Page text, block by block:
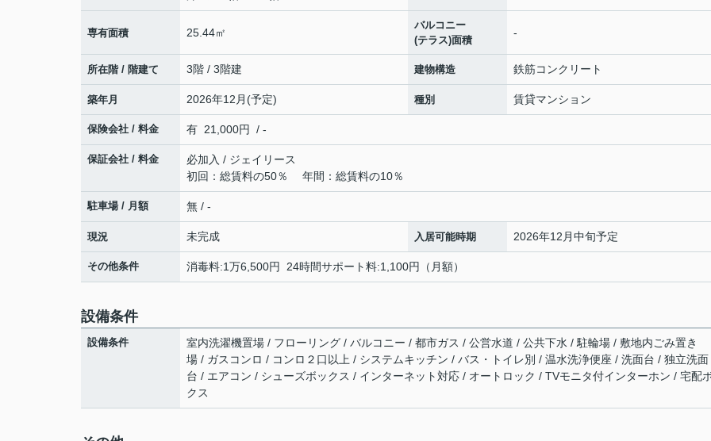
専有面積 25.44㎡
バルコニー
(テラス)面積
-
所在階 / 階建て 3階 / 3階建 建物構造 鉄筋コンクリート
築年月 2026年12月(予定) 種別 賃貸マンション
保険会社 / 料金 有 21,000円 / -
保証会社 / 料金
必加入 / ジェイリース
初回：総賃料の50％ 年間：総賃料の10％
駐車場 / 月額 無 / -
現況 未完成 入居可能時期 2026年12月中旬予定
その他条件 消毒料:1万6,500円 24時間サポート料:1,100円（月額）
設備条件
設備条件
室内洗濯機置場 / フローリング / バルコニー / 都市ガス / 公営水道 / 公共下水 / 駐輪場 / 敷地内ごみ置き
場 / ガスコンロ / コンロ２口以上 / システムキッチン / バス・トイレ別 / 温水洗浄便座 / 洗面台 / 独立洗面
台 / エアコン / シューズボックス / インターネット対応 / オートロック / TVモニタ付インターホン / 宅配
クス